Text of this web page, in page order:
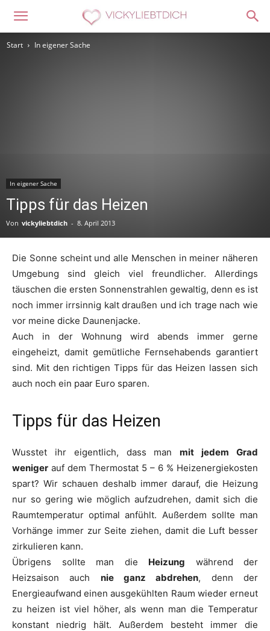
Start In eigener Sache
In eigener Sache
Tipps für das Heizen
Von vickyliebtdich - 8. April 2013
Die Sonne scheint und alle Menschen in meiner näheren
Umgebung sind gleich viel freundlicher. Allerdings
täuschen die ersten Sonnenstrahlen gewaltig, denn es ist
noch immer irrsinnig kalt draußen und ich trage nach wie
vor meine dicke Daunenjacke.
Auch in der Wohnung wird abends immer gerne
eingeheizt, damit gemütliche Fernsehabends garantiert
sind. Mit den richtigen Tipps für das Heizen lassen sich
auch noch ein paar Euro sparen.
Tipps für das Heizen
Wusstet ihr eigentlich, dass manmit jedem Grad
weniger auf dem Thermostat 5 – 6 % Heizenergiekosten
spart? Wir schauen deshalb immer darauf, die Heizung
nur so gering wie möglich aufzudrehen, damit sich die
Raumtemperatur optimal anfühlt. Außerdem sollte man
Vorhänge immer zur Seite ziehen, damit die Luft besser
zirkulieren kann.
Übrigens sollte man die Heizung während der
Heizsaison auch nie ganz abdrehen, denn der
Energieaufwand einen ausgekühlten Raum wieder erneut
zu heizen ist viel höher, als wenn man die Temperatur
konstant niedrig hält. Außerdem besteht immer die